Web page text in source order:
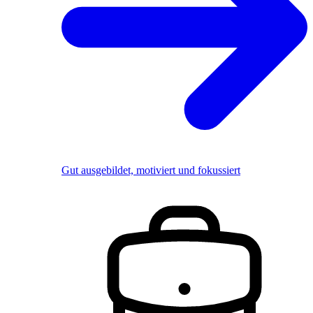
Gut ausgebildet, motiviert und fokussiert